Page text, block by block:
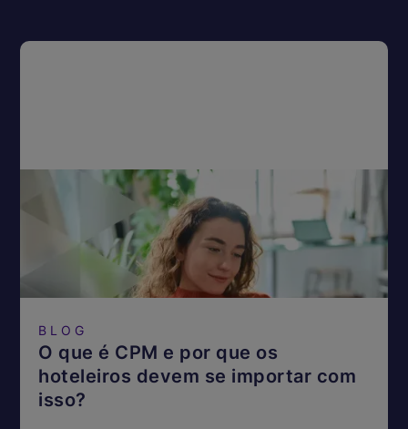
BLOG
O que é CPM e por que os
hoteleiros devem se importar com
isso?